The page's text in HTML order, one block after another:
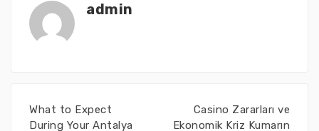
admin
What to Expect
During Your Antalya
Casino Zararları ve
Ekonomik Kriz Kumarın